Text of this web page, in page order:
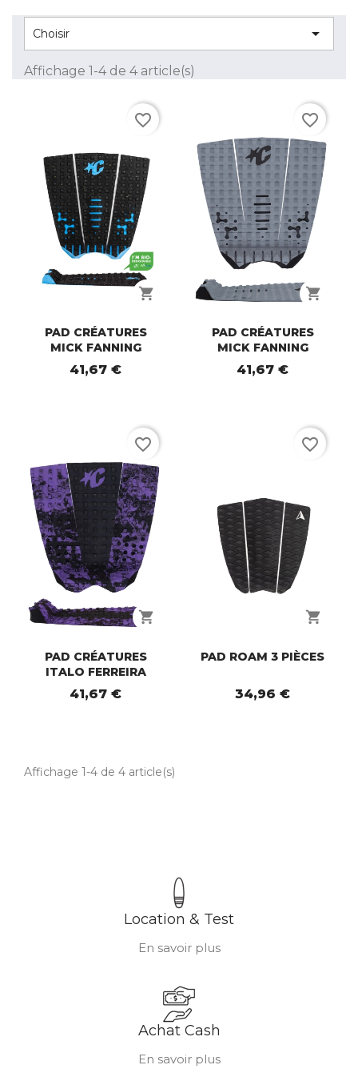
Choisir 
Affichage 1-4 de 4 article(s)
shopping_cart
PAD CRÉATURES
MICK FANNING
41,67 €
favorite_border
shopping_cart
PAD CRÉATURES
MICK FANNING
41,67 €
favorite_border
shopping_cart
PAD CRÉATURES
ITALO FERREIRA
41,67 €
favorite_border
shopping_cart
PAD ROAM 3 PIÈCES
34,96 €
favorite_border
Affichage 1-4 de 4 article(s)
Location & Test
En savoir plus
Achat Cash
En savoir plus